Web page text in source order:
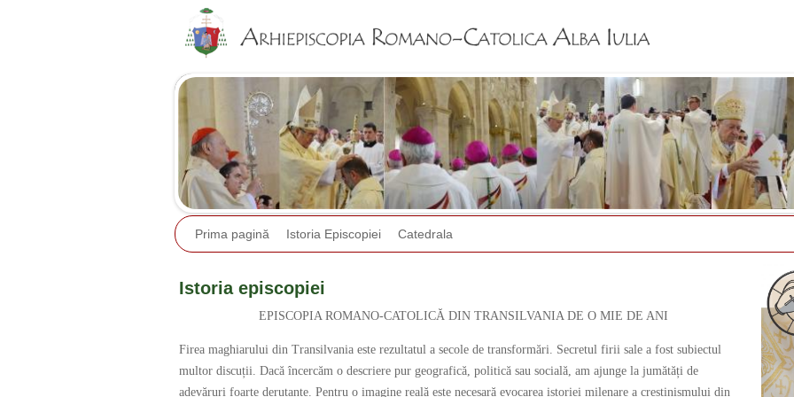
Prima pagină Istoria Episcopiei Catedrala
Istoria episcopiei
EPISCOPIA ROMANO-CATOLICĂ DIN TRANSILVANIA DE O MIE DE ANI
Firea maghiarului din Transilvania este rezultatul a secole de transformări. Secretul firii sale a fost subiectul
multor discuții. Dacă încercăm o descriere pur geografică, politică sau socială, am ajunge la jumătăți de
adevăruri foarte derutante. Pentru o imagine reală este necesară evocarea istoriei milenare a creștinismului din